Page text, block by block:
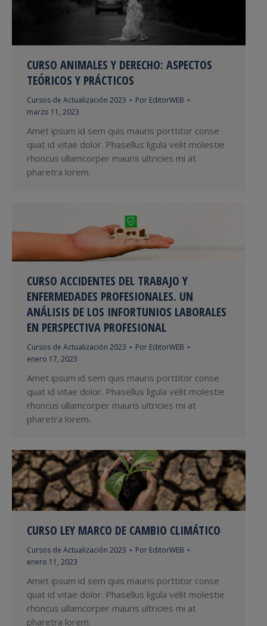
CURSO ANIMALES Y DERECHO: ASPECTOS
TEÓRICOS Y PRÁCTICOS
Cursos de Actualización 2023 Por EditorWEB
marzo 11, 2023
Amet ipsum id sem quis mauris porttitor conse
quat id vitae dolor. Phasellus ligula velit molestie
rhoncus ullamcorper mauris ultricies mi at
pharetra lorem.
CURSO ACCIDENTES DEL TRABAJO Y
ENFERMEDADES PROFESIONALES. UN
ANÁLISIS DE LOS INFORTUNIOS LABORALES
EN PERSPECTIVA PROFESIONAL
Cursos de Actualización 2023 Por EditorWEB
enero 17, 2023
Amet ipsum id sem quis mauris porttitor conse
quat id vitae dolor. Phasellus ligula velit molestie
rhoncus ullamcorper mauris ultricies mi at
pharetra lorem.
CURSO LEY MARCO DE CAMBIO CLIMÁTICO
Cursos de Actualización 2023 Por EditorWEB
enero 11, 2023
Amet ipsum id sem quis mauris porttitor conse
quat id vitae dolor. Phasellus ligula velit molestie
rhoncus ullamcorper mauris ultricies mi at
pharetra lorem.